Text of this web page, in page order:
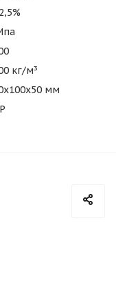
кг/м³
мм